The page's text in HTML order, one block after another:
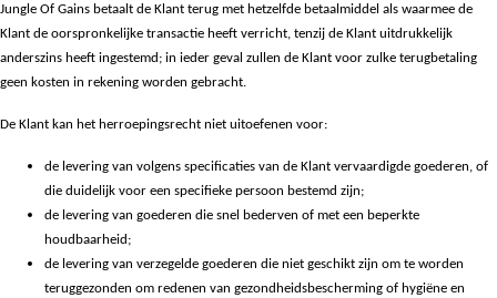
Jungle Of Gains betaalt de Klant terug met hetzelfde betaalmiddel als waarmee de
Klant de oorspronkelijke transactie heeft verricht, tenzij de Klant uitdrukkelijk
anderszins heeft ingestemd; in ieder geval zullen de Klant voor zulke terugbetaling
geen kosten in rekening worden gebracht.
De Klant kan het herroepingsrecht niet uitoefenen voor:
de levering van volgens specificaties van de Klant vervaardigde goederen, of
die duidelijk voor een specifieke persoon bestemd zijn;
de levering van goederen die snel bederven of met een beperkte
houdbaarheid;
de levering van verzegelde goederen die niet geschikt zijn om te worden
teruggezonden om redenen van gezondheidsbescherming of hygiëne en